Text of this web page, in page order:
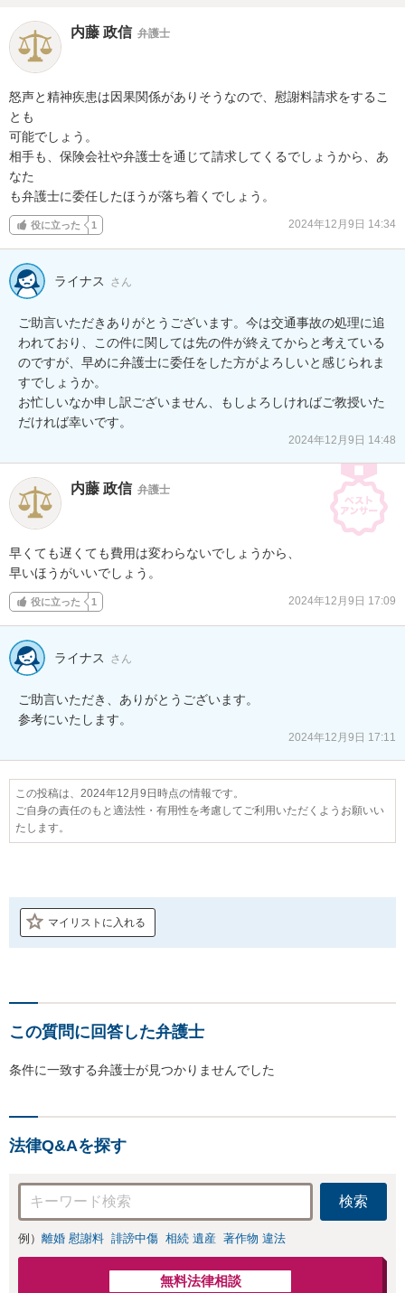
内藤 政信 弁護士
怒声と精神疾患は因果関係がありそうなので、慰謝料請求をするこ
とも
可能でしょう。
相手も、保険会社や弁護士を通じて請求してくるでしょうから、あ
なた
も弁護士に委任したほうが落ち着くでしょう。
役に立った 1 2024年12月9日 14:34
ライナス さん
ご助言いただきありがとうございます。今は交通事故の処理に追
われており、この件に関しては先の件が終えてからと考えている
のですが、早めに弁護士に委任をした方がよろしいと感じられま
すでしょうか。
お忙しいなか申し訳ございません、もしよろしければご教授いた
だければ幸いです。
2024年12月9日 14:48
内藤 政信 弁護士
早くても遅くても費用は変わらないでしょうから、
早いほうがいいでしょう。
役に立った 1 2024年12月9日 17:09
ライナス さん
ご助言いただき、ありがとうございます。
参考にいたします。
2024年12月9日 17:11
この投稿は、2024年12月9日時点の情報です。
ご自身の責任のもと適法性・有用性を考慮してご利用いただくようお願いい
たします。
マイリストに入れる
この質問に回答した弁護士
条件に一致する弁護士が見つかりませんでした
法律Q&Aを探す
検索
例） 離婚 慰謝料 誹謗中傷 相続 遺産 著作物 違法
無料法律相談